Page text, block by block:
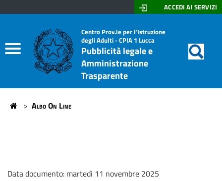
Albo On Line
Amministrazione trasparente
ACCEDI AI SERVIZI
Don
Lazzeri
-
Stagi
Centro Prov.le per l'Istruzione
degli Adulti - CPIA 1 Lucca
Pubblicità legale e
Amministrazione
Trasparente
di
Home
> Albo On Line
Data documento: martedì 11 novembre 2025